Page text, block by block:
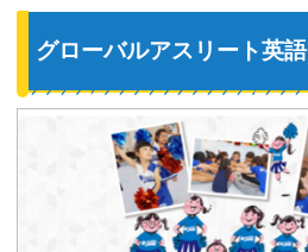
グローバルアスリート英